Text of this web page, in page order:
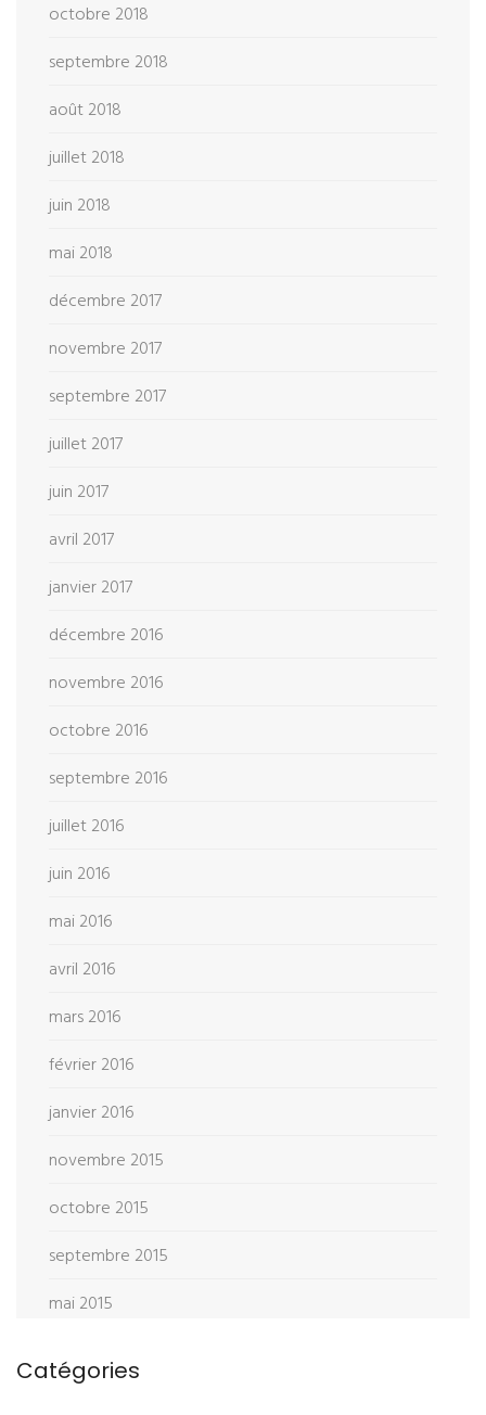
octobre 2018
septembre 2018
août 2018
juillet 2018
juin 2018
mai 2018
décembre 2017
novembre 2017
septembre 2017
juillet 2017
juin 2017
avril 2017
janvier 2017
décembre 2016
novembre 2016
octobre 2016
septembre 2016
juillet 2016
juin 2016
mai 2016
avril 2016
mars 2016
février 2016
janvier 2016
novembre 2015
octobre 2015
septembre 2015
mai 2015
Catégories